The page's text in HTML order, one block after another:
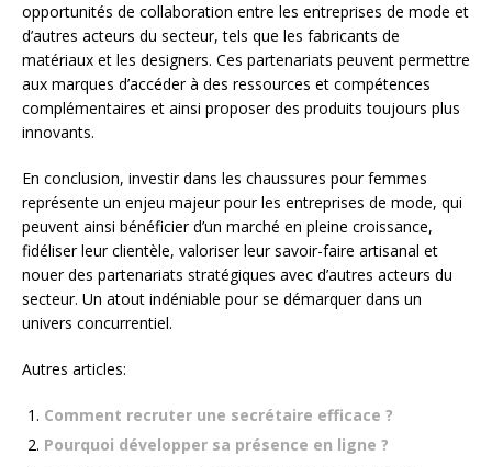
opportunités de collaboration entre les entreprises de mode et
d’autres acteurs du secteur, tels que les fabricants de
matériaux et les designers. Ces partenariats peuvent permettre
aux marques d’accéder à des ressources et compétences
complémentaires et ainsi proposer des produits toujours plus
innovants.
En conclusion, investir dans les chaussures pour femmes
représente un enjeu majeur pour les entreprises de mode, qui
peuvent ainsi bénéficier d’un marché en pleine croissance,
fidéliser leur clientèle, valoriser leur savoir-faire artisanal et
nouer des partenariats stratégiques avec d’autres acteurs du
secteur. Un atout indéniable pour se démarquer dans un
univers concurrentiel.
Autres articles:
Comment recruter une secrétaire efficace ?
Pourquoi développer sa présence en ligne ?